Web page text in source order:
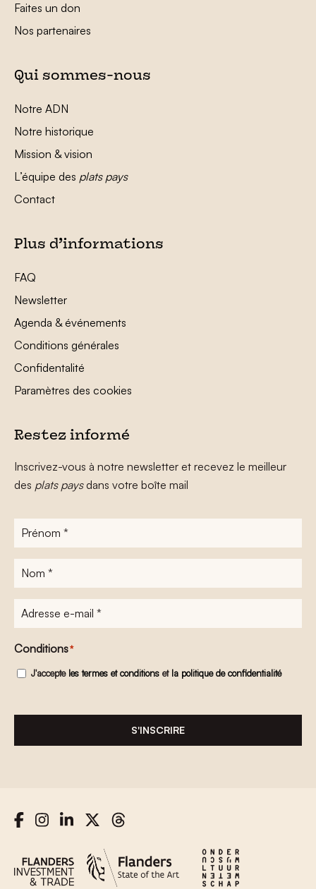
Faites un don
Nos partenaires
Qui sommes-nous
Notre ADN
Notre historique
Mission & vision
L’équipe des plats pays
Contact
Plus d’informations
FAQ
Newsletter
Agenda & événements
Conditions générales
Confidentalité
Paramètres des cookies
Restez informé
Inscrivez-vous à notre newsletter et recevez le meilleur
des plats paysdans votre boîte mail
Prénom
Nom
Adresse
e-
mail*
Conditions*
J'accepte les termes et conditions et la politique de confidentialité
S'INSCRIRE